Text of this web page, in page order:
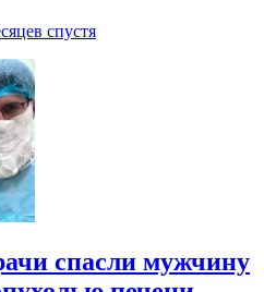
спустя
спасли мужчину